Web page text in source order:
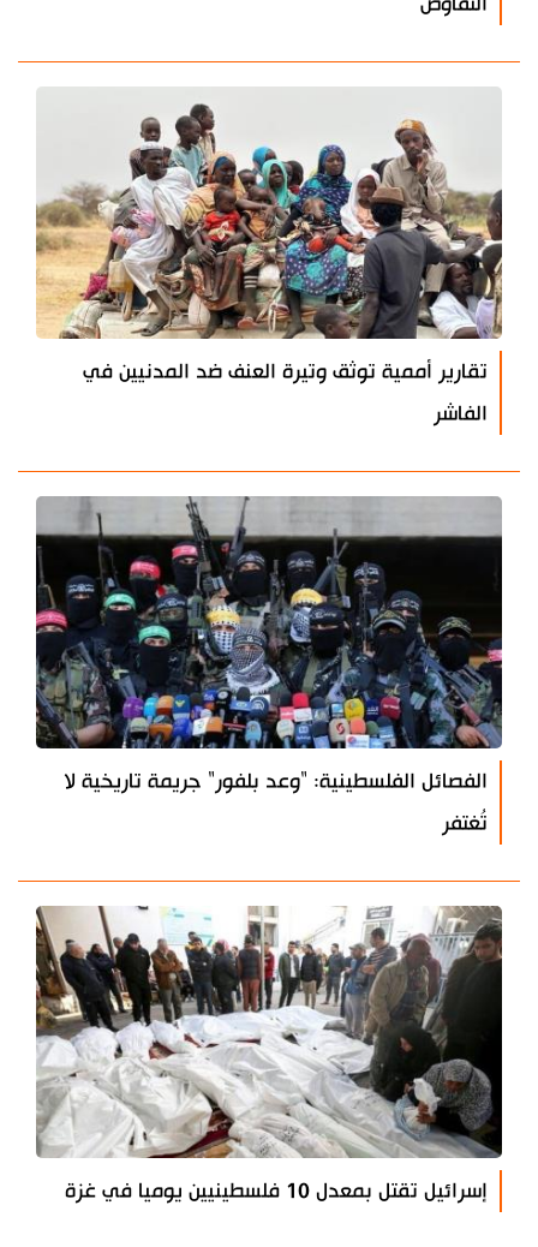
تقارير أممية توثق وتيرة العنف ضد المدنيين في
الفاشر
الفصائل الفلسطينية: "وعد بلفور" جريمة تاريخية لا
تُغتفر
إسرائيل تقتل بمعدل 10 فلسطينيين يوميا في غزة